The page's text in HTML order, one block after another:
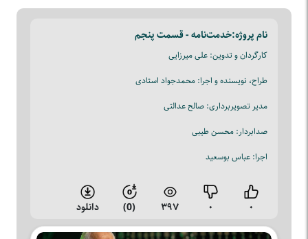
نام پروژه:خدمت‌نامه - قسمت پنجم
کارگردان و تدوین: علی میرزایی
طراح، نویسنده و اجرا: محمدجواد استادی
مدیر تصویربرداری: صالح عدالتی
صدابردار: محسن طیبی
اجرا: عباس بوسعید
۰ ۰ ۳۹۷ (0) دانلود